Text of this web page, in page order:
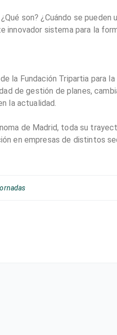
son? ¿Cuándo se
innovador sistema para la
la Fundación Tripartia para
de gestión de planes,
la actualidad.
de Madrid, toda su
en empresas de distintos